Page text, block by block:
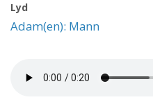
Lyd
Adam(en): Mann